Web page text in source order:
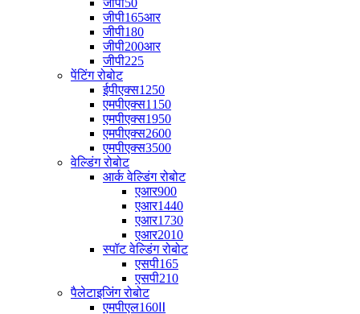
जीपी50
जीपी165आर
जीपी180
जीपी200आर
जीपी225
पेंटिंग रोबोट
ईपीएक्स1250
एमपीएक्स1150
एमपीएक्स1950
एमपीएक्स2600
एमपीएक्स3500
वेल्डिंग रोबोट
आर्क वेल्डिंग रोबोट
एआर900
एआर1440
एआर1730
एआर2010
स्पॉट वेल्डिंग रोबोट
एसपी165
एसपी210
पैलेटाइजिंग रोबोट
एमपीएल160Ⅱ